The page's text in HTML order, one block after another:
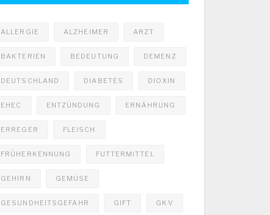
ALLERGIE ALZHEIMER ARZT
BAKTERIEN BEDEUTUNG DEMENZ
DEUTSCHLAND DIABETES DIOXIN
EHEC ENTZÜNDUNG ERNÄHRUNG
ERREGER FLEISCH
FRÜHERKENNUNG FUTTERMITTEL
GEHIRN GEMÜSE
GESUNDHEITSGEFAHR GIFT GKV